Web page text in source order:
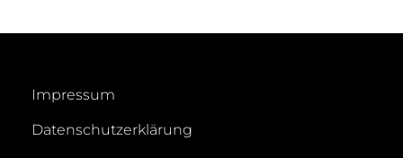
Impressum
Datenschutzerklärung